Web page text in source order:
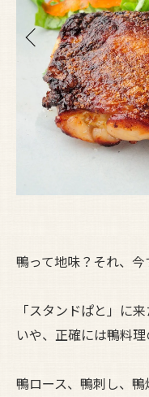
鴨って地味？それ、今
「スタンドぱと」に
いや、正確には鴨料理
鴨ロース、鴨刺し、